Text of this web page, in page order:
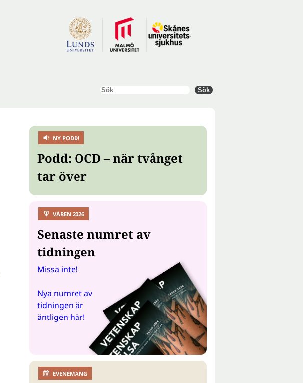
Sök Sök
NY PODD!
Podd: OCD – när tvånget
tar över
VÅREN 2026
Senaste numret av
tidningen
Missa inte!
Nya numret av
tidningen är
äntligen här!
EVENEMANG